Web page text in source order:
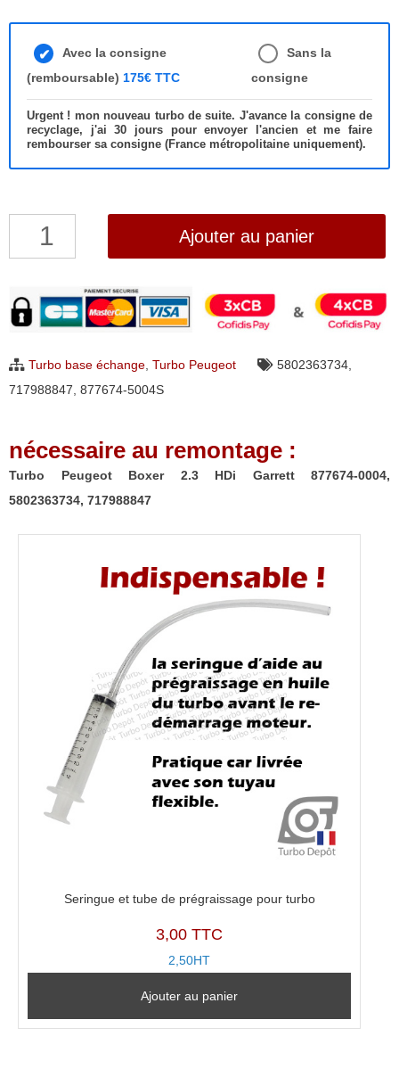
Avec la consigne
(remboursable) 175€ TTC
Sans la
consigne
Urgent ! mon nouveau turbo de suite. J'avance la consigne de
recyclage, j'ai 30 jours pour envoyer l'ancien et me faire
rembourser sa consigne (France métropolitaine uniquement).
quantité
Peugeot
Boxer
HDi
0004,
5802363734,
717988847
Ajouter au panier
Turbo base échange, Turbo Peugeot 5802363734,
717988847, 877674-5004S
nécessaire au remontage :
Turbo Peugeot Boxer 2.3 HDi Garrett 877674-0004,
5802363734, 717988847
Seringue et tube de prégraissage pour turbo
3,00 TTC
2,50HT
Ajouter au panier